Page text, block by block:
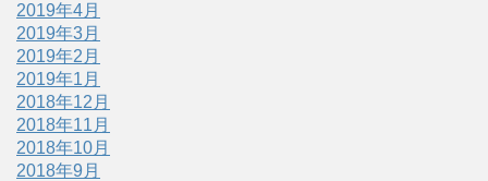
2019年4月
2019年3月
2019年2月
2019年1月
2018年12月
2018年11月
2018年10月
2018年9月